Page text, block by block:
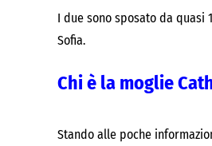
I due sono sposato da quasi
Sofia.
Chi è la moglie
Stando alle poche